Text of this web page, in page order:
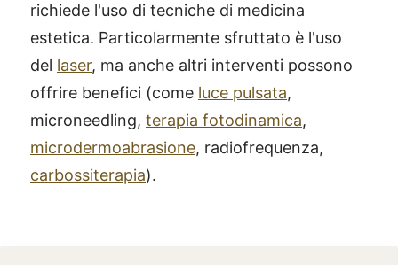
richiede l'uso di tecniche di medicina
estetica. Particolarmente sfruttato è l'uso
del laser, ma anche altri interventi possono
offrire benefici (come luce pulsata,
microneedling, terapia fotodinamica,
microdermoabrasione, radiofrequenza,
carbossiterapia).